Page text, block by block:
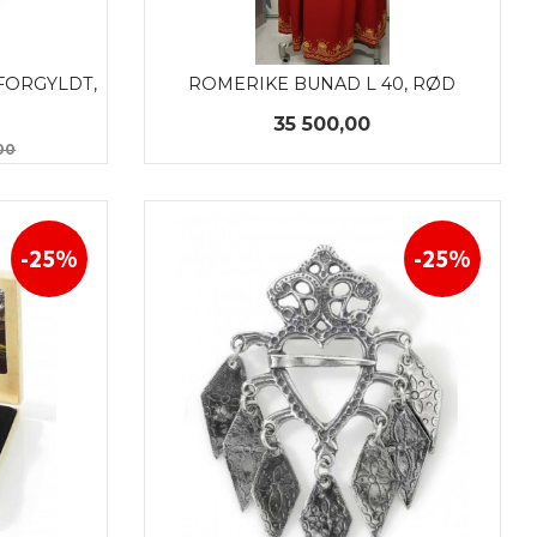
Rabatt
ROMERIKE BUNAD L 40, RØD
Pris
35 500,00
-25% -25%